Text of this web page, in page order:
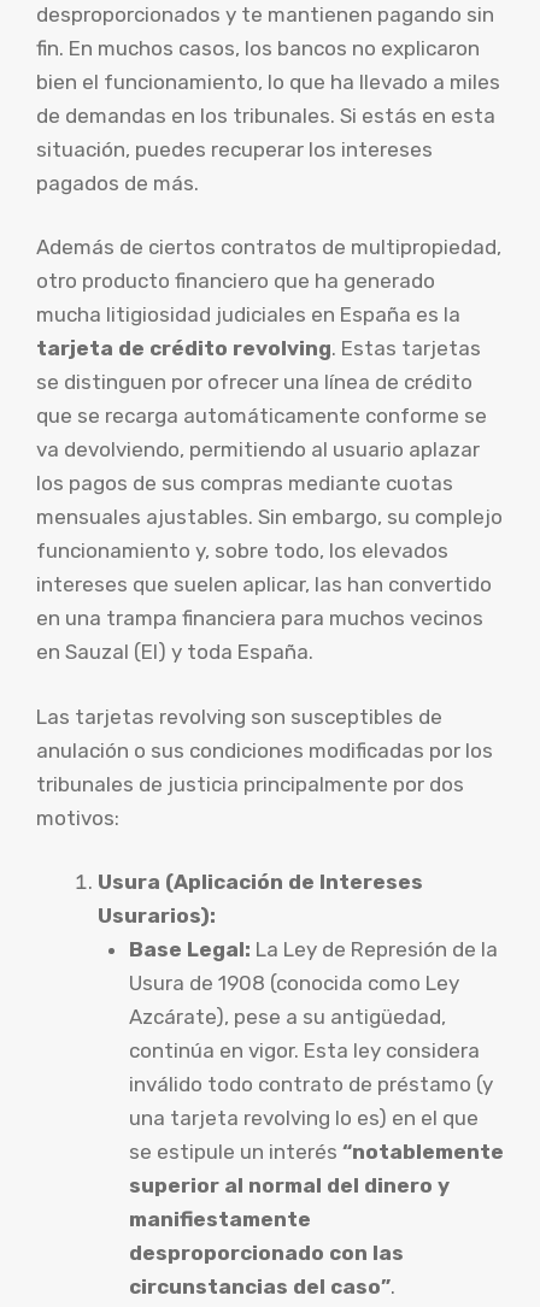
desproporcionados y te mantienen pagando sin
fin. En muchos casos, los bancos no explicaron
bien el funcionamiento, lo que ha llevado a miles
de demandas en los tribunales. Si estás en esta
situación, puedes recuperar los intereses
pagados de más.
Además de ciertos contratos de multipropiedad,
otro producto financiero que ha generado
mucha litigiosidad judiciales en España es la
tarjeta de crédito revolving. Estas tarjetas
se distinguen por ofrecer una línea de crédito
que se recarga automáticamente conforme se
va devolviendo, permitiendo al usuario aplazar
los pagos de sus compras mediante cuotas
mensuales ajustables. Sin embargo, su complejo
funcionamiento y, sobre todo, los elevados
intereses que suelen aplicar, las han convertido
en una trampa financiera para muchos vecinos
en Sauzal (El) y toda España.
Las tarjetas revolving son susceptibles de
anulación o sus condiciones modificadas por los
tribunales de justicia principalmente por dos
motivos:
Usura (Aplicación de Intereses
Usurarios):
Base Legal: La Ley de Represión de la
Usura de 1908 (conocida como Ley
Azcárate), pese a su antigüedad,
continúa en vigor. Esta ley considera
inválido todo contrato de préstamo (y
una tarjeta revolving lo es) en el que
se estipule un interés “notablemente
superior al normal del dinero y
manifiestamente
desproporcionado con las
circunstancias del caso”.